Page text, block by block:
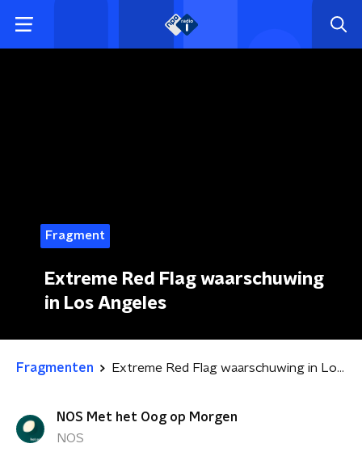
Fragment
Extreme Red Flag waarschuwing
in Los Angeles
Fragmenten Extreme Red Flag waarschuwing in Los Angeles
NOS Met het Oog op Morgen
NOS